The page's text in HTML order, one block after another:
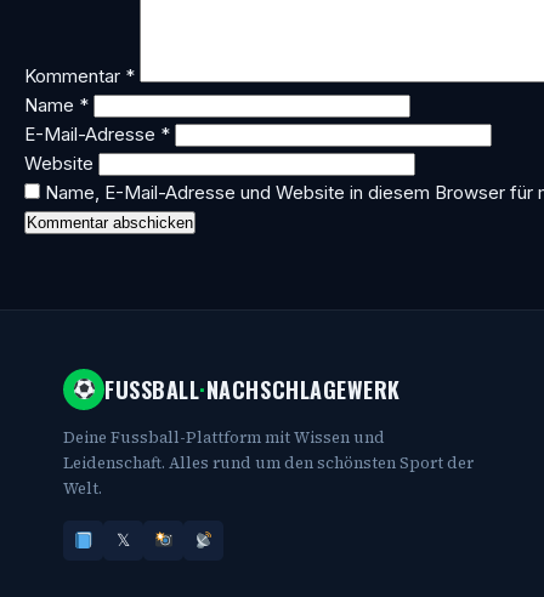
Kommentar *
Name *
E-Mail-Adresse *
Website
Name, E-Mail-Adresse und Website in diesem Browser für
FUSSBALL·NACHSCHLAGEWERK
Deine Fussball-Plattform mit Wissen und
Leidenschaft. Alles rund um den schönsten Sport der
Welt.
𝕏